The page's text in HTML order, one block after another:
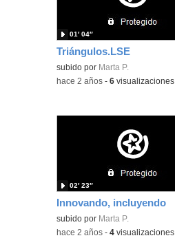
Triángulos.LSE
Contenido educativo.
subido por Marta P.
01′ 04″
-hace 2 años -6 visualizaciones
Innovando, incluyendo
Contenido educativo.
subido por Marta P.
02′ 23″
-hace 2 años -4 visualizaciones